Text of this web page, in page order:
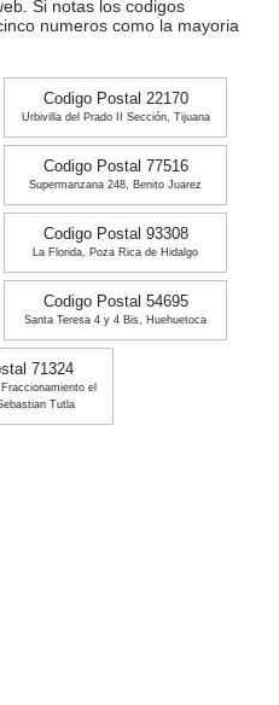
Si notas los codigos
numeros como la mayoria
Codigo Postal 22170
Urbivilla del Prado II Sección, Tijuana
Codigo Postal 77516
Supermanzana 248, Benito Juarez
Codigo Postal 93308
La Florida, Poza Rica de Hidalgo
Codigo Postal 54695
Santa Teresa 4 y 4 Bis, Huehuetoca
71324
el
Tutla